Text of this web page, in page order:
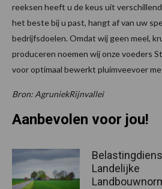
reeksen heeft u de keus uit
het beste bij u past, hangt af van uw
bedrijfsdoelen. Omdat wij geen meel,
produceren noemen wij onze voeders
voor optimaal bewerkt pluimveevoer
Bron: AgruniekRijnvallei
Aanbevolen voor jou!
Landelijke